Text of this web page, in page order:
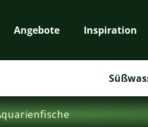
Angebote Inspiration